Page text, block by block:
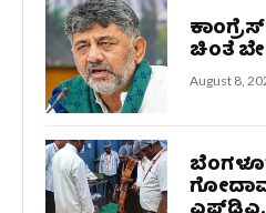
ಚಿಂತೆ
August 8,